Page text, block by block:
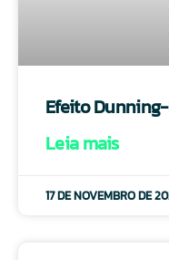
Efeito
Leia mais
17 DE NOVEMBRO DE